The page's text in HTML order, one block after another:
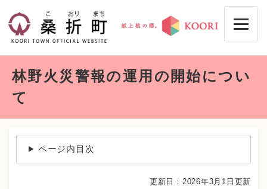
先
林野火災警報の運用の開始につい
て
ページ内目次
更新日：2026年3月1日更新